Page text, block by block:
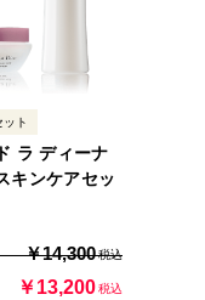
ト
ラ ディーナ
キンケアセッ
￥14,300税込
￥13,200税込